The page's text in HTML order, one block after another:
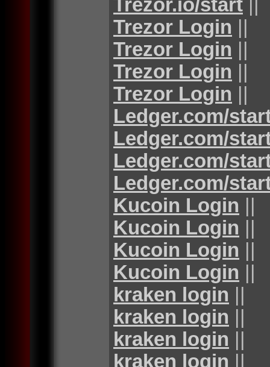
Trezor Login ||
Trezor Login ||
Trezor Login ||
Trezor Login ||
Ledger.com/
Ledger.com/
Ledger.com/
Ledger.com/
Kucoin Login ||
Kucoin Login ||
Kucoin Login ||
Kucoin Login ||
kraken login ||
kraken login ||
kraken login ||
kraken login ||